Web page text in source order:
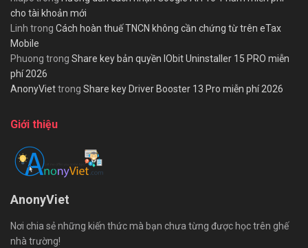
cho tài khoản mới
Linh trong Cách hoàn thuế TNCN không cần chứng từ trên eTax
Mobile
Phuong trong Share key bản quyền IObit Uninstaller 15 PRO miễn
phí 2026
AnonyViettrong Share key Driver Booster 13 Pro miễn phí 2026
Giới thiệu
AnonyViet
Nơi chia sẻ những kiến thức mà bạn chưa từng được học trên ghế
nhà trường!